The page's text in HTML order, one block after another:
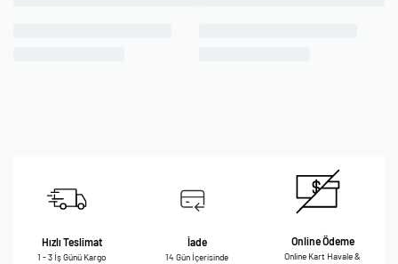
Hızlı Teslimat
1 - 3 İş Günü Kargo
İade
14 Gün İçerisinde
Online Ödeme
Online Kart Havale &